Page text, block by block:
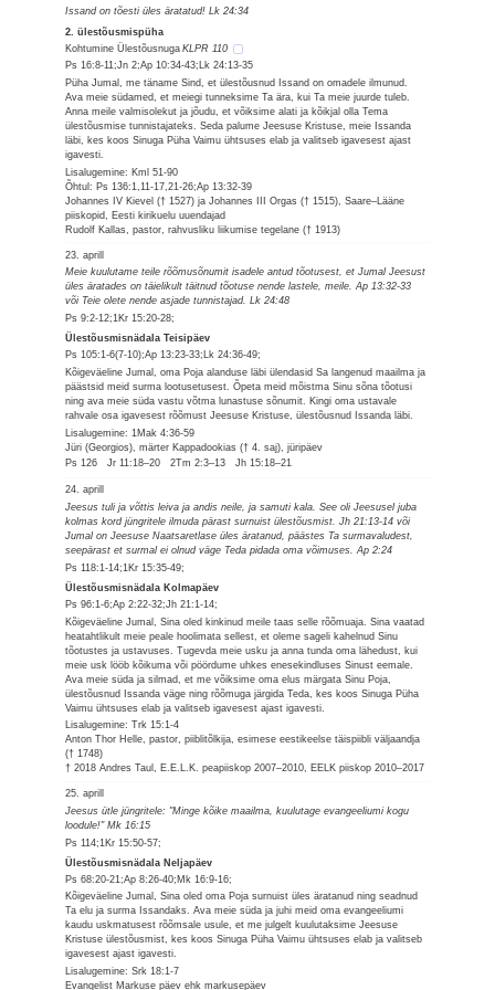
Issand on tõesti üles äratatud! Lk 24:34
2. ülestõusmispüha
Kohtumine Ülestõusnuga KLPR 110
Ps 16:8-11;Jn 2;Ap 10:34-43;Lk 24:13-35
Püha Jumal, me täname Sind, et ülestõusnud Issand on omadele ilmunud.
Ava meie südamed, et meiegi tunneksime Ta ära, kui Ta meie juurde tuleb.
Anna meile valmisolekut ja jõudu, et võiksime alati ja kõikjal olla Tema
ülestõusmise tunnistajateks. Seda palume Jeesuse Kristuse, meie Issanda
läbi, kes koos Sinuga Püha Vaimu ühtsuses elab ja valitseb igavesest ajast
igavesti.
Lisalugemine: Kml 51-90
Õhtul: Ps 136:1,11-17,21-26;Ap 13:32-39
Johannes IV Kievel († 1527) ja Johannes III Orgas († 1515), Saare–Lääne
piiskopid, Eesti kirikuelu uuendajad
Rudolf Kallas, pastor, rahvusliku liikumise tegelane († 1913)
23. aprill
Meie kuulutame teile rõõmusõnumit isadele antud tõotusest, et Jumal Jeesust
üles äratades on täielikult täitnud tõotuse nende lastele, meile. Ap 13:32-33
või Teie olete nende asjade tunnistajad. Lk 24:48
Ps 9:2-12;1Kr 15:20-28;
Ülestõusmisnädala Teisipäev
Ps 105:1-6(7-10);Ap 13:23-33;Lk 24:36-49;
Kõigeväeline Jumal, oma Poja alanduse läbi ülendasid Sa langenud maailma ja
päästsid meid surma lootusetusest. Õpeta meid mõistma Sinu sõna tõotusi
ning ava meie süda vastu võtma lunastuse sõnumit. Kingi oma ustavale
rahvale osa igavesest rõõmust Jeesuse Kristuse, ülestõusnud Issanda läbi.
Lisalugemine: 1Mak 4:36-59
Jüri (Georgios), märter Kappadookias († 4. saj), jüripäev
Ps 126 Jr 11:18–20 2Tm 2:3–13 Jh 15:18–21
24. aprill
Jeesus tuli ja võttis leiva ja andis neile, ja samuti kala. See oli Jeesusel juba
kolmas kord jüngritele ilmuda pärast surnuist ülestõusmist. Jh 21:13-14 või
Jumal on Jeesuse Naatsaretlase üles äratanud, päästes Ta surmavaludest,
seepärast et surmal ei olnud väge Teda pidada oma võimuses. Ap 2:24
Ps 118:1-14;1Kr 15:35-49;
Ülestõusmisnädala Kolmapäev
Ps 96:1-6;Ap 2:22-32;Jh 21:1-14;
Kõigeväeline Jumal, Sina oled kinkinud meile taas selle rõõmuaja. Sina vaatad
heatahtlikult meie peale hoolimata sellest, et oleme sageli kahelnud Sinu
tõotustes ja ustavuses. Tugevda meie usku ja anna tunda oma lähedust, kui
meie usk lööb kõikuma või pöördume uhkes enesekindluses Sinust eemale.
Ava meie süda ja silmad, et me võiksime oma elus märgata Sinu Poja,
ülestõusnud Issanda väge ning rõõmuga järgida Teda, kes koos Sinuga Püha
Vaimu ühtsuses elab ja valitseb igavesest ajast igavesti.
Lisalugemine: Trk 15:1-4
Anton Thor Helle, pastor, piiblitõlkija, esimese eestikeelse täispiibli väljaandja
(† 1748)
† 2018 Andres Taul, E.E.L.K. peapiiskop 2007–2010, EELK piiskop 2010–2017
25. aprill
Jeesus ütle jüngritele: "Minge kõike maailma, kuulutage evangeeliumi kogu
loodule!" Mk 16:15
Ps 114;1Kr 15:50-57;
Ülestõusmisnädala Neljapäev
Ps 68:20-21;Ap 8:26-40;Mk 16:9-16;
Kõigeväeline Jumal, Sina oled oma Poja surnuist üles äratanud ning seadnud
Ta elu ja surma Issandaks. Ava meie süda ja juhi meid oma evangeeliumi
kaudu uskmatusest rõõmsale usule, et me julgelt kuulutaksime Jeesuse
Kristuse ülestõusmist, kes koos Sinuga Püha Vaimu ühtsuses elab ja valitseb
igavesest ajast igavesti.
Lisalugemine: Srk 18:1-7
Evangelist Markuse päev ehk markusepäev